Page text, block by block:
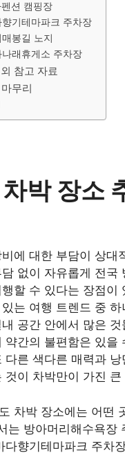
션 캠핑장
기테마파크 주차장
봉길 노지
래휴게소 주차장
참고 자료
무리
박 장소
에 대한 부담이 상대
없이 자유롭게 전국
할 수 있다는 장점이
는 여행 트렌드 중
공간 안에서 많은 것
약간의 불편함은 있을
다른 색다른 매력과 낭
것이 차박만이 가진 큰
차박 장소에는 어떤
는 방아머리해수욕장
다향기테마파크 주차